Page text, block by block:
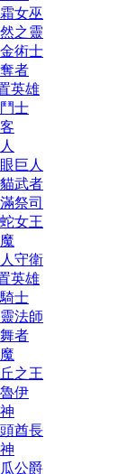
女巫
之靈
術士
者
英雄
士
巨人
武者
祭司
女王
守衛
英雄
士
法師
者
之王
伊
酋長
公爵